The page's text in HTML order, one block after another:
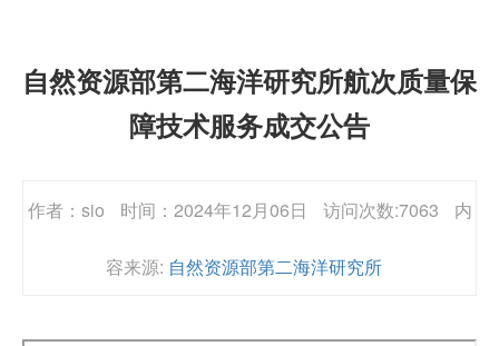
自然资源部第二海洋研究所航次质量保
障技术服务成交公告
作者：sio 时间：2024年12月06日 访问次数:7063 内
容来源: 自然资源部第二海洋研究所